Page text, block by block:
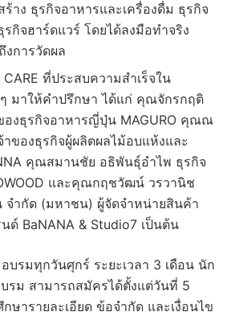
ร้าง ธุรกิจอาหารและเครื่องดื่ม ธุรกิจ
กิจฮาร์ดแวร์ โดยได้ลงมือทำจริง
งการวัดผล
ที่ประสบความสำเร็จใน
มาให้คำปรึกษา ได้แก่ คุณจักรกฤติ
องธุรกิจอาหารญี่ปุ่น MAGURO คุณณ
าของธุรกิจผู้ผลิตผลไม้อบแห้งและ
คุณสมานชัย อธิพันธุ์อำไพ ธุรกิจ
และคุณกฤชวัฒน์ วรวานิช
จำกัด (มหาชน) ผู้จัดจำหน่ายสินค้า
ด์ BaNANA & Studio7 เป็นต้น
บรมทุกวันศุกร์ ระยะเวลา 3 เดือน นัก
รม สามารถสมัครได้ตั้งแต่วันที่ 5
ษารายละเอียด ข้อจำกัด และเงื่อนไข